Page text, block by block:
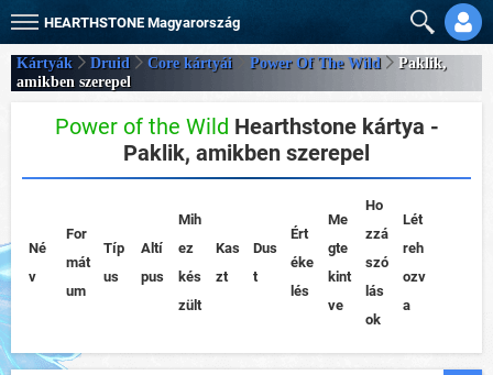
HEARTHSTONE Magyarország
Kártyák Druid Core kártyái Power Of The Wild
Paklik,
amikben szerepel
Power of the Wild Hearthstone kártya -
Paklik, amikben szerepel
Né
v
For
mát
um
Típ
us
Altí
pus
Mih
ez
kés
zült
Kas
zt
Dus
t
Ért
éke
lés
Me
gte
kint
ve
Ho
zzá
szó
lás
ok
Lét
reh
ozv
a